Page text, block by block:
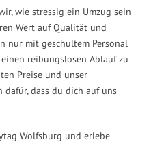
wie stressig ein Umzug sein
Wert auf Qualität und
nur mit geschultem Personal
reibungslosen Ablauf zu
Preise und unser
dafür, dass du dich auf uns
Wolfsburg und erlebe